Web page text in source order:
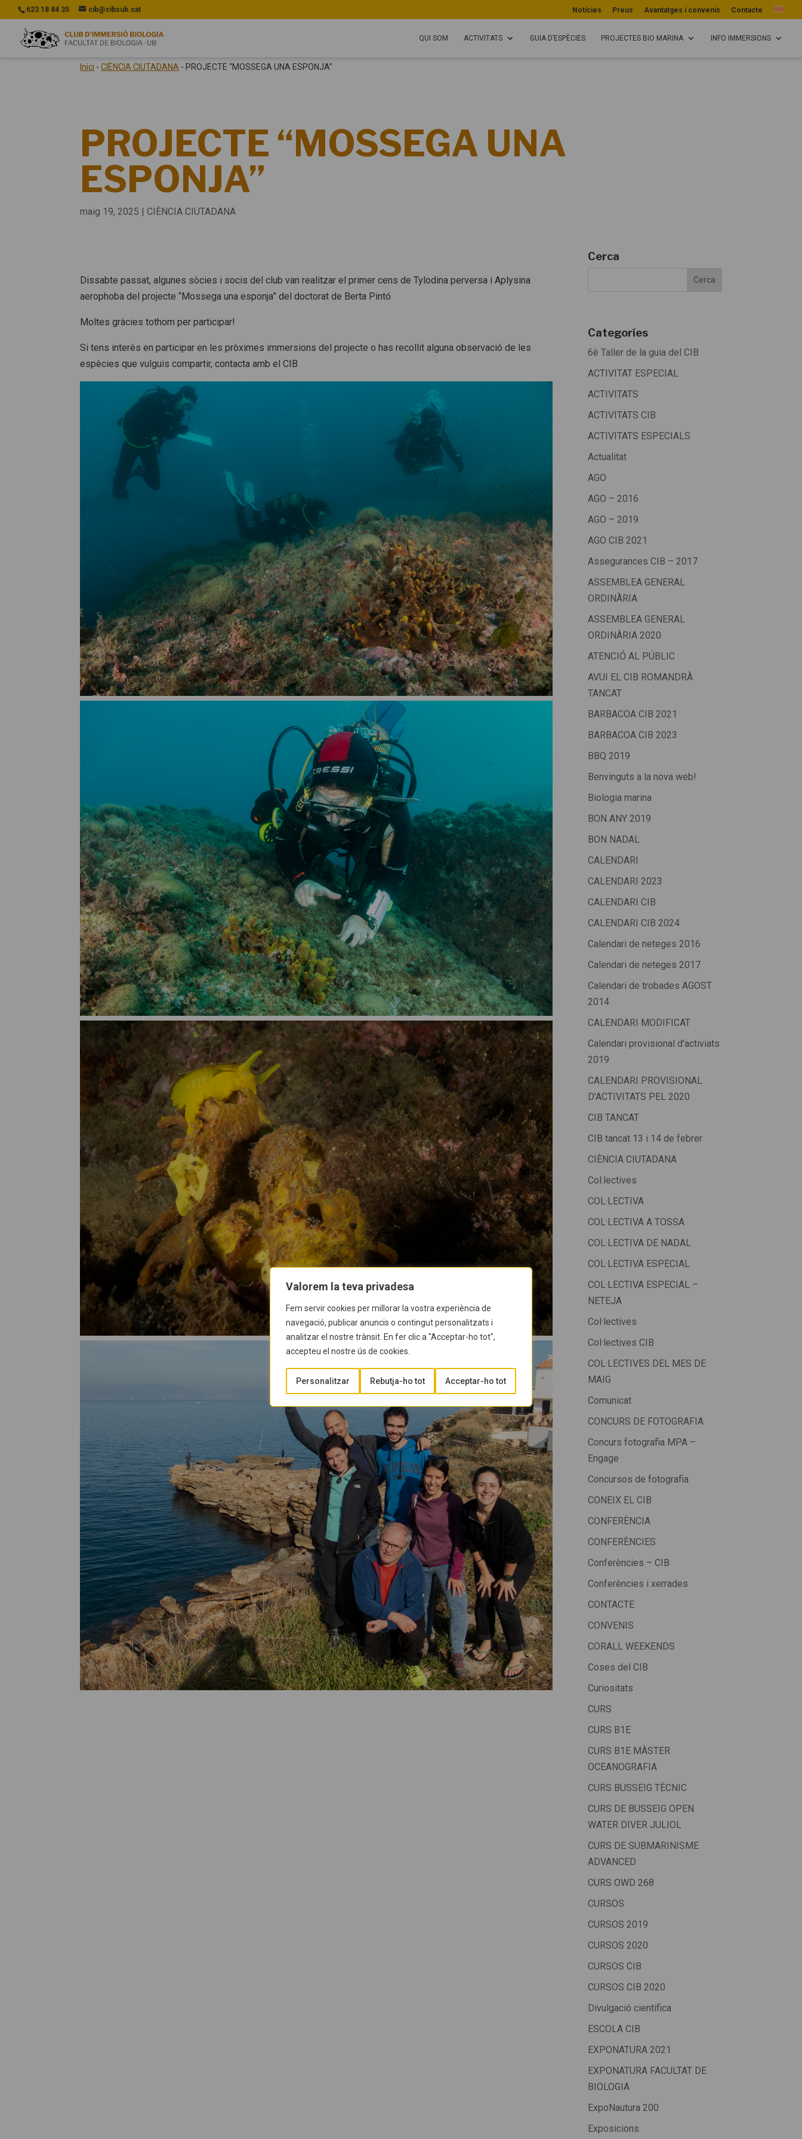
Valorem la teva privadesa
Fem servir cookies per millorar la vostra experiència de
navegació, publicar anuncis o contingut personalitzats i
analitzar el nostre trànsit. En fer clic a "Acceptar-ho tot",
accepteu el nostre ús de cookies.
Personalitzar Rebutja-ho tot Acceptar-ho tot
623 18 84 35 cib@cibsub.cat Notícies Preus Avantatges i convenis Contacte
QUI SOM ACTIVITATS GUIA D’ESPÈCIES PROJECTES BIO MARINA INFO IMMERSIONS
Inici -CIÈNCIA CIUTADANA - PROJECTE “MOSSEGA UNA ESPONJA”
PROJECTE “MOSSEGA UNA
ESPONJA”
maig 19, 2025 |CIÈNCIA CIUTADANA
Dissabte passat, algunes sòcies i socis del club van realitzar el primer cens de Tylodina perversa i Aplysina
aerophoba del projecte “Mossega una esponja” del doctorat de Berta Pintó
Moltes gràcies tothom per participar!
Si tens interès en participar en les pròximes immersions del projecte o has recollit alguna observació de les
espècies que vulguis compartir, contacta amb el CIB
Cerca
Categoríes
6è Taller de la guia del CIB
ACTIVITAT ESPECIAL
ACTIVITATS
ACTIVITATS CIB
ACTIVITATS ESPECIALS
Actualitat
AGO
AGO – 2016
AGO – 2019
AGO CIB 2021
Assegurances CIB – 2017
ASSEMBLEA GENERAL
ORDINÀRIA
ASSEMBLEA GENERAL
ORDINÀRIA 2020
ATENCIÓ AL PÚBLIC
AVUI EL CIB ROMANDRÀ
TANCAT
BARBACOA CIB 2021
BARBACOA CIB 2023
BBQ 2019
Benvinguts a la nova web!
Biologia marina
BON ANY 2019
BON NADAL
CALENDARI
CALENDARI 2023
CALENDARI CIB
CALENDARI CIB 2024
Calendari de neteges 2016
Calendari de neteges 2017
Calendari de trobades AGOST
2014
CALENDARI MODIFICAT
Calendari provisional d'activiats
2019
CALENDARI PROVISIONAL
D'ACTIVITATS PEL 2020
CIB TANCAT
CIB tancat 13 i 14 de febrer
CIÈNCIA CIUTADANA
Col.lectives
COL·LECTIVA
COL·LECTIVA A TOSSA
COL·LECTIVA DE NADAL
COL·LECTIVA ESPECIAL
COL·LECTIVA ESPECIAL –
NETEJA
Col·lectives
Col·lectives CIB
COL·LECTIVES DEL MES DE
MAIG
Comunicat
CONCURS DE FOTOGRAFIA
Concurs fotografia MPA –
Engage
Concursos de fotografia
CONEIX EL CIB
CONFERÈNCIA
CONFERÈNCIES
Conferències – CIB
Conferències i xerrades
CONTACTE
CONVENIS
CORALL WEEKENDS
Coses del CIB
Curiositats
CURS
CURS B1E
CURS B1E MÀSTER
OCEANOGRAFIA
CURS BUSSEIG TÈCNIC
CURS DE BUSSEIG OPEN
WATER DIVER JULIOL
CURS DE SUBMARINISME
ADVANCED
CURS OWD 268
CURSOS
CURSOS 2019
CURSOS 2020
CURSOS CIB
CURSOS CIB 2020
Divulgació científica
ESCOLA CIB
EXPONATURA 2021
EXPONATURA FACULTAT DE
BIOLOGIA
ExpoNautura 200
Exposicions